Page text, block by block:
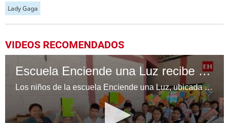
Lady Gaga
VIDEOS RECOMENDADOS
Escuela Enciende una Luz recibe cuadernos Quick, gracias a la Maratón del Saber
Los niños de la escuela Enciende una Luz, ubicada en la colonia Altos de Santa Rosa, al sur de Tegucigalpa, recibieron cuadernos Quick como parte de la Campaña Maratón del Saber.